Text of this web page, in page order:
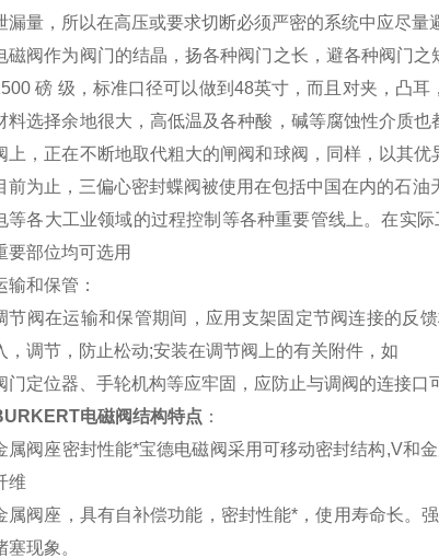
漏量，所以在高压或要求切断必须严密的系统中应尽量
磁阀作为阀门的结晶，扬各种阀门之长，避各种阀门
磅 级，标准口径可以做到48英寸，而且对夹，凸
料选择余地很大，高低温及各种酸，碱等腐蚀性介质
上，正在不断地取代粗大的闸阀和球阀，同样，以其
前为止，三偏心密封蝶阀被使用在包括中国在内的石
等各大工业领域的过程控制等各种重要管线上。在实
要部位均可选用
输和保管：
节阀在运输和保管期间，应用支架固定节阀连接的反
，调节，防止松动;安装在调节阀上的有关附件，如
门定位器、手轮机构等应牢固，应防止与调阀的连接口
电磁阀结构特点 ：
属阀座密封性能*宝德电磁阀采用可移动密封结构,V和
维
属阀座，具有自补偿功能，密封性能*，使用寿命长。
塞现象。